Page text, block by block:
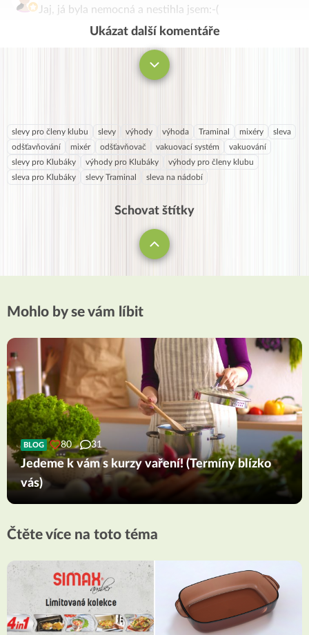
Jaj, já byla nemocná a nestihla jsem:-(
Ukázat další komentáře
slevy pro členy klubu slevy výhody výhoda Traminal mixéry
sleva
odšťavňování
mixér odšťavňovač vakuovací systém
vakuování
slevy pro Klubáky
výhody pro Klubáky
výhody pro členy klubu
sleva pro Klubáky
slevy Traminal sleva na nádobí
Schovat štítky
Mohlo by se vám líbit
BLOG 80 31
Jedeme k vám s kurzy vaření! (Termíny blízko
vás)
Čtěte více na toto téma